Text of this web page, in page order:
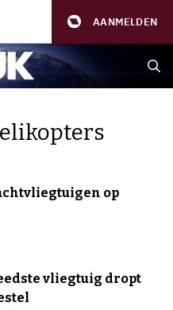
AANMELDEN
op
vliegtuig dropt